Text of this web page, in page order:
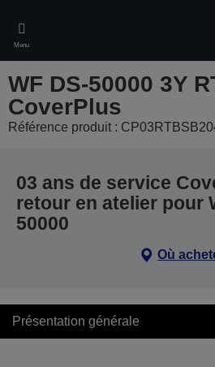
main
content
Menu
WF DS-50000 3Y
CoverPlus
Référence produit :
03 ans de service
retour en atelier pour
50000
Où
Présentation générale